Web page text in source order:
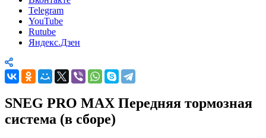
Telegram
YouTube
Rutube
Яндекс.Дзен
SNEG PRO MAX Передняя тормозная
система (в сборе)